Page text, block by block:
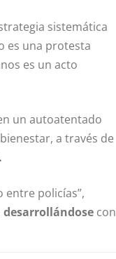
sistemática
es una protesta
es un acto
un autoatentado
a través de
entre policías”,
desarrollándose con